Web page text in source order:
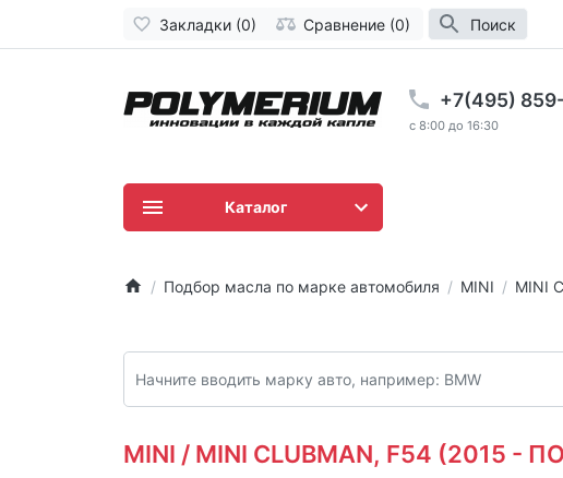
Закладки (0) Сравнение (0) Поиск
+7(495)
c 8:00 до 16:30
Каталог
Подбор масла по марке автомобиля MINI MINI
MINI / MINI CLUBMAN, F54 (2015 -